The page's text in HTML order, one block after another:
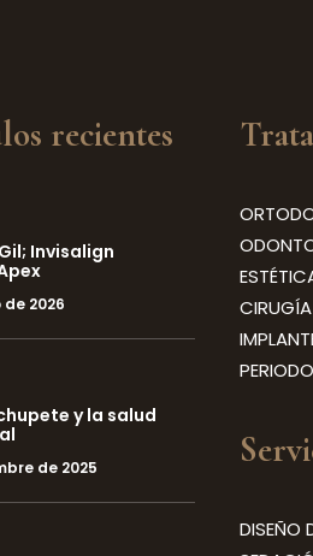
recientes
Invisalign
de 2026
y la salud
de 2025
DISEÑO